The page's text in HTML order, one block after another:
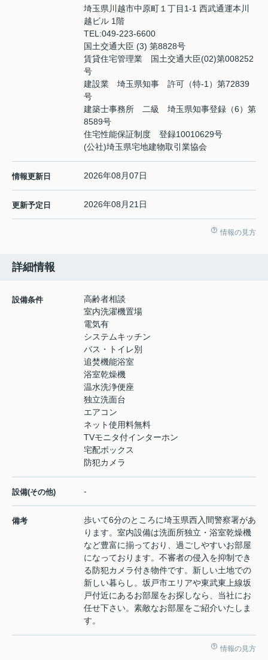
埼玉県川越市中原町１丁目1-1 西武通運本川
越ビル 1階
TEL:049-223-6600
国土交通大臣 (3) 第8828号
賃貸住宅管理業 国土交通大臣(02)第008252
号
建設業 埼玉県知事 許可（特-1）第72839
号
建築士事務所 二級 埼玉県知事登録（6）第
8589号
住宅性能保証制度 登録10010629号
(公社)埼玉県宅地建物取引業協会
情報更新日 2026年08月07日
更新予定日 2026年08月21日
情報の見方
詳細情報
設備条件
高齢者相談
室内洗濯機置場
電気有
システムキッチン
バス・トイレ別
追焚機能浴室
浴室乾燥機
温水洗浄便座
独立洗面台
エアコン
ネット使用料無料
TVモニタ付インターホン
宅配ボックス
防犯カメラ
設備(その他) -
備考
歩いて6分のところに埼玉県西入間警察署があ
ります。室内設備は洗面所独立・浴室乾燥機
など豊富に揃っており、過ごしやすいお部屋
になっております。不審者の侵入を抑制でき
る防犯カメラ付き物件です。新しい土地での
新しい暮らし。坂戸市エリアや東武東上線坂
戸付近にあるお部屋をお探しなら、当社にお
任せ下さい。素敵なお部屋をご紹介いたしま
す。
情報の見方